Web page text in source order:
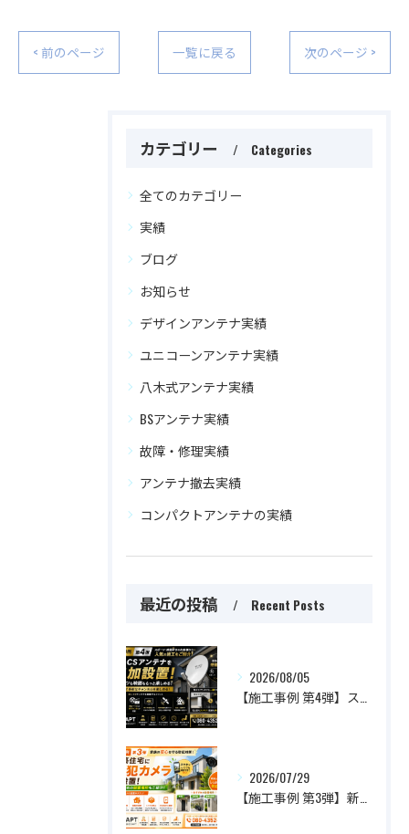
< 前のページ 一覧に戻る 次のページ >
カテゴリー Categories
全てのカテゴリー
実績
ブログ
お知らせ
デザインアンテナ実績
ユニコーンアンテナ実績
八木式アンテナ実績
BSアンテナ実績
故障・修理実績
アンテナ撤去実績
コンパクトアンテナの実績
最近の投稿 Recent Posts
2026/08/05
2026/07/29